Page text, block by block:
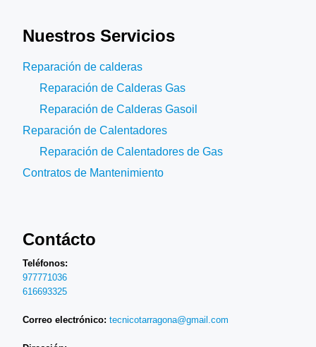
Nuestros Servicios
Reparación de calderas
Reparación de Calderas Gas
Reparación de Calderas Gasoil
Reparación de Calentadores
Reparación de Calentadores de Gas
Contratos de Mantenimiento
Contácto
Teléfonos:
977771036
616693325
Correo electrónico: tecnicotarragona@gmail.com